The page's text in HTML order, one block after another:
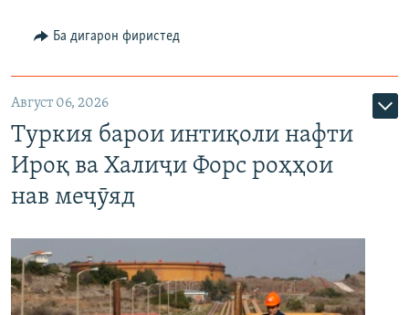
Ба дигарон фиристед
Август 06, 2026
Туркия барои интиқоли нафти
Ироқ ва Халиҷи Форс роҳҳои
нав меҷӯяд